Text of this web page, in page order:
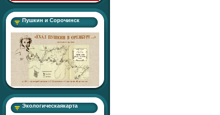
Пушкин и Сорочинск
Экологическаякарта